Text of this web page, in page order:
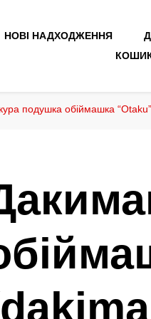
НОВІ НАДХОДЖЕННЯ
подушка обіймашка